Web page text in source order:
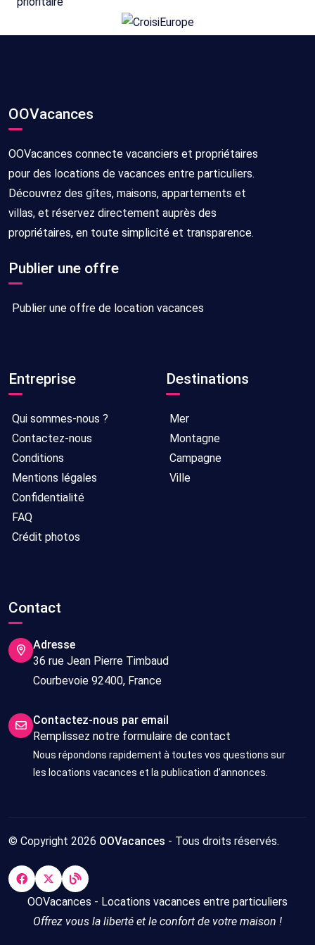
OOVacances
OOVacances connecte vacanciers et propriétaires
pour des locations de vacances entre particuliers.
Découvrez des gîtes, maisons, appartements et
villas, et réservez directement auprès des
propriétaires, en toute simplicité et transparence.
Publier une offre
Publier une offre de location vacances
Entreprise
Qui sommes-nous ?
Contactez-nous
Conditions
Mentions légales
Confidentialité
FAQ
Crédit photos
Destinations
Mer
Montagne
Campagne
Ville
Contact
Adresse
36 rue Jean Pierre Timbaud
Courbevoie 92400, France
Contactez-nous par email
Remplissez notre formulaire de contact
Nous répondons rapidement à toutes vos questions sur
les locations vacances et la publication d’annonces.
© Copyright 2026 OOVacances - Tous droits réservés.
OOVacances - Locations vacances entre particuliers
Offrez vous la liberté et le confort de votre maison !